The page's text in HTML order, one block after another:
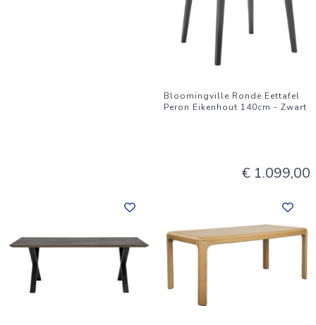
Bloomingville Ronde Eettafel
Peron Eikenhout 140cm - Zwart
€ 1.099,00